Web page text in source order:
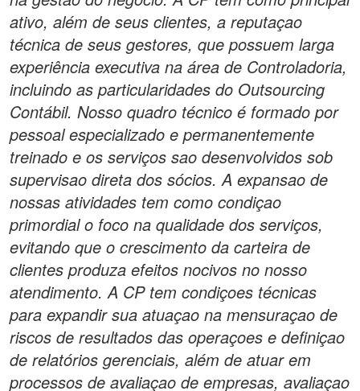
ativo, além de seus clientes, a reputaçao
técnica de seus gestores, que possuem larga
experiência executiva na área de Controladoria,
incluindo as particularidades do Outsourcing
Contábil. Nosso quadro técnico é formado por
pessoal especializado e permanentemente
treinado e os serviços sao desenvolvidos sob
supervisao direta dos sócios. A expansao de
nossas atividades tem como condiçao
primordial o foco na qualidade dos serviços,
evitando que o crescimento da carteira de
clientes produza efeitos nocivos no nosso
atendimento. A CP tem condiçoes técnicas
para expandir sua atuaçao na mensuraçao de
riscos de resultados das operaçoes e definiçao
de relatórios gerenciais, além de atuar em
processos de avaliaçao de empresas, avaliaçao